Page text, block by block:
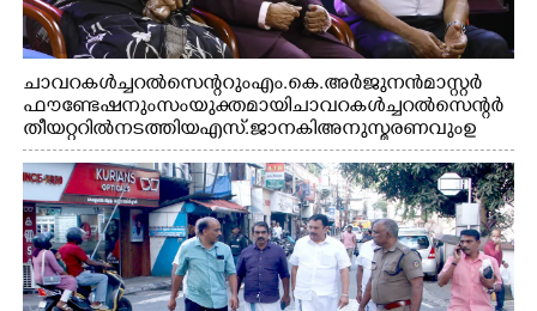
ചാവറ കൾച്ചറൽ സെന്ററും എം.കെ. അർജുനൻ മാസ്റ്റർ
ഫൗണ്ടേഷനും സംയുക്തമായി ചാവറ കൾച്ചറൽ സെന്റർ
തീയറ്ററിൽ നടത്തിയ എസ്. ജാനകി അനുസ്മരണവും ഉ
ദ്ഘാടനം ചെയ്യാനെത്തിയ സംഗീത സംവിധായകൻ ജെറി
അമൽദേവ്, ഗായിക ജെൻസി, എം.കെ. അർജുനൻ
ഫൗണ്ടേഷൻ ചെയർമാൻ ഡോ. രാധാകൃഷ്ണൻ എന്നിവർ